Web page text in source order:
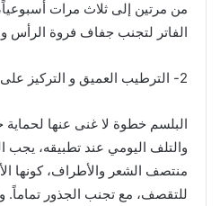
من مرتين إلى ثلاث مرات
الفاتر لتجنب جفاف فروة الرأس
2- الترطيب العميق و التركيز على الأطراف
البلسم خطوة لا غنى عنها
والتلف اليومي عند تطبيقه، يجب
منتصف الشعر والأطراف، كونها
للتقصف، مع تجنب الجذور تماماً.